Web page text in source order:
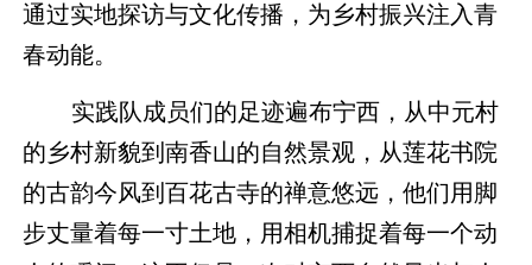
通过实地探访与文化传播，为乡村振兴注入青
春动能。
实践队成员们的足迹遍布宁西，从中元村
的乡村新貌到南香山的自然景观，从莲花书院
的古韵今风到百花古寺的禅意悠远，他们用脚
步丈量着每一寸土地，用相机捕捉着每一个动